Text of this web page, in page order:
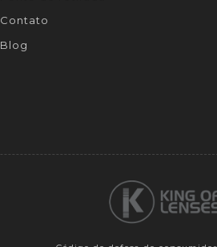
Contato
Blog